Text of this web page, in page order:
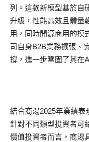
列。這款新模型基於自
升級，性能高效且體量
用，同時開源商用的模
司自身B2B業務擴張、
撐，進一步鞏固了其在
結合商湯2025年業績表
針對不同類型投資者可
價值投資者而言，商湯